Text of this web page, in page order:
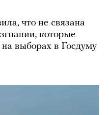
что не связана
которые
выборах в Госдуму